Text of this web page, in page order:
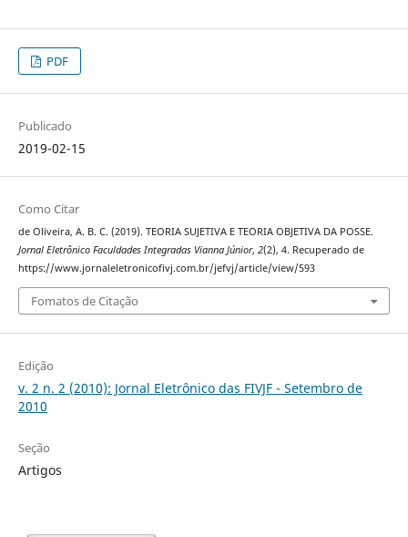
PDF
Publicado
2019-02-15
Como Citar
de Oliveira, A. B. C. (2019). TEORIA SUJETIVA E TEORIA OBJETIVA DA POSSE.
Jornal Eletrônico Faculdades Integradas Vianna Júnior, 2(2), 4. Recuperado de
https://www.jornaleletronicofivj.com.br/jefvj/article/view/593
Fomatos de Citação
Edição
v. 2 n. 2 (2010): Jornal Eletrônico das FIVJF - Setembro de
2010
Seção
Artigos